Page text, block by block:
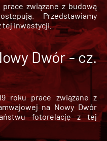
związane z budową
Przedstawiamy
tej inwestycji.
Dwór - cz.
roku prace związane z
na Nowy Dwór
fotorelację z tej